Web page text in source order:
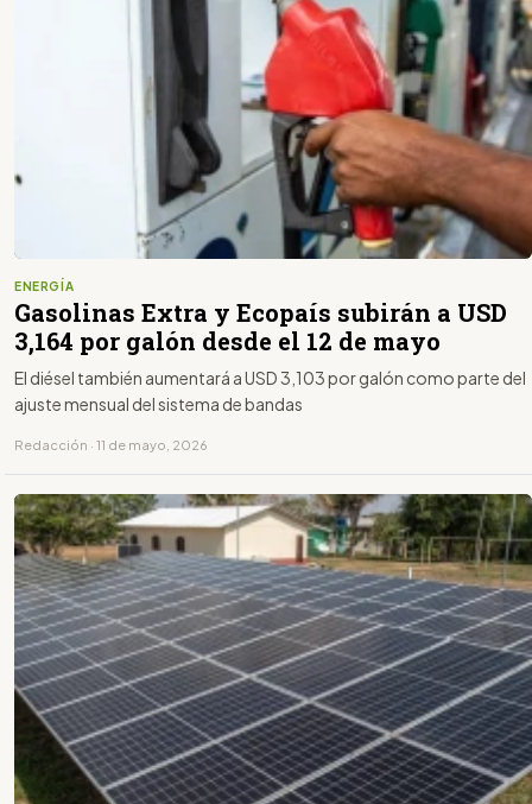
ENERGÍA
Gasolinas Extra y Ecopaís subirán a USD
3,164 por galón desde el 12 de mayo
El diésel también aumentará a USD 3,103 por galón como parte del
ajuste mensual del sistema de bandas
Redacción · 11 de mayo, 2026